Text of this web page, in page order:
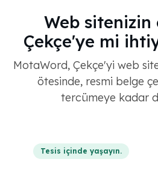
Web sitenizin
Çekçe'ye mi
MotaWord, Çekçe'yi web
ötesinde, resmi belge
tercümeye kadar
Tesis içinde yaşayın.